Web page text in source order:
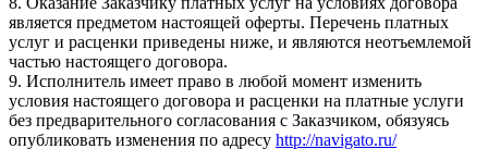
является предметом настоящей оферты. Перечень платных
услуг и расценки приведены ниже, и являются неотъемлемой
частью настоящего договора.
9. Исполнитель имеет право в любой момент изменить
условия настоящего договора и расценки на платные услуги
без предварительного согласования с Заказчиком, обязуясь
опубликовать изменения по адресу http://navigato.ru/